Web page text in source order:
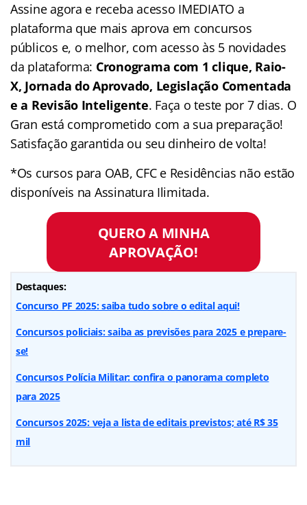
Assine agora e receba acesso IMEDIATO a
plataforma que mais aprova em concursos
públicos e, o melhor, com acesso às 5 novidades
da plataforma: Cronograma com 1 clique, Raio-
X, Jornada do Aprovado, Legislação Comentada
e a Revisão Inteligente. Faça o teste por 7 dias. O
Gran está comprometido com a sua preparação!
Satisfação garantida ou seu dinheiro de volta!
*Os cursos para OAB, CFC e Residências não estão
disponíveis na Assinatura Ilimitada.
QUERO A MINHA
APROVAÇÃO!
Destaques:
Concurso PF 2025: saiba tudo sobre o edital aqui!
Concursos policiais: saiba as previsões para 2025 e prepare-
se!
Concursos Polícia Militar: confira o panorama completo
para 2025
Concursos 2025: veja a lista de editais previstos; até R$ 35
mil